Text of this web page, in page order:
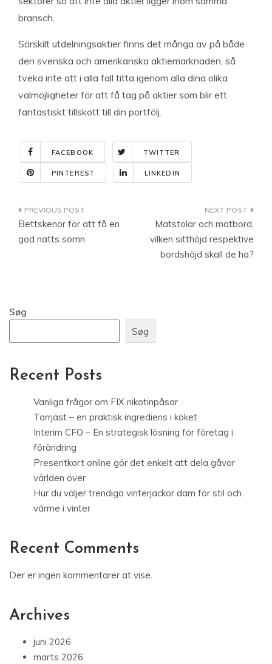
bransch.
Särskilt utdelningsaktier finns det många av på både
den svenska och amerikanska aktiemarknaden, så
tveka inte att i alla fall titta igenom alla dina olika
valmöjligheter för att få tag på aktier som blir ett
fantastiskt tillskott till din portfölj.
FACEBOOK TWITTER
PINTEREST LINKEDIN
Indlægsnavigation
Bettskenor för att få en
god natts sömn
Matstolar och matbord,
vilken sitthöjd respektive
bordshöjd skall de ha?
Søg
Søg
Recent Posts
Vanliga frågor om FIX nikotinpåsar
Torrjäst – en praktisk ingrediens i köket
Interim CFO – En strategisk lösning för företag i
förändring
Presentkort online gör det enkelt att dela gåvor
världen över
Hur du väljer trendiga vinterjackor dam för stil och
värme i vinter
Recent Comments
Der er ingen kommentarer at vise.
Archives
juni 2026
marts 2026